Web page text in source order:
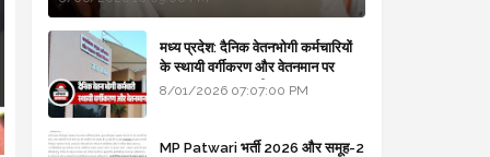
मध्य प्रदेश: दैनिक वेतनभोगी कर्मचारियों
के स्थायी वर्गीकरण और वेतनमान पर
सरकार का बड़ा स्पष्टीकरण
8/01/2026 07:07:00 PM
MP Patwari भर्ती 2026 और समूह-2